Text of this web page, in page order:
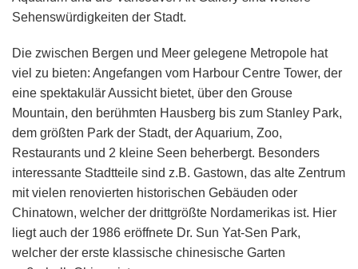
Sehenswürdigkeiten der Stadt.
Die zwischen Bergen und Meer gelegene Metropole hat
viel zu bieten: Angefangen vom Harbour Centre Tower, der
eine spektakulär Aussicht bietet, über den Grouse
Mountain, den berühmten Hausberg bis zum Stanley Park,
dem größten Park der Stadt, der Aquarium, Zoo,
Restaurants und 2 kleine Seen beherbergt. Besonders
interessante Stadtteile sind z.B. Gastown, das alte Zentrum
mit vielen renovierten historischen Gebäuden oder
Chinatown, welcher der drittgrößte Nordamerikas ist. Hier
liegt auch der 1986 eröffnete Dr. Sun Yat-Sen Park,
welcher der erste klassische chinesische Garten